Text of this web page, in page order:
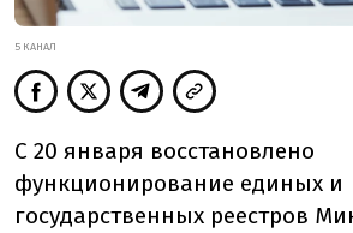
5 КАНАЛ
С 20 января восстановлено
функционирование единых и
государственных реестров